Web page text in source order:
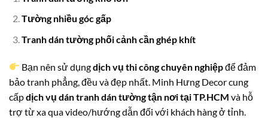
Tường nhiều góc gấp
Tranh dán tường phối cảnh cần ghép khít
Bạn nên sử dụngdịch vụ thi công chuyên nghiệpđể đảm
bảo tranh phẳng, đều và đẹp nhất. Minh Hưng Decor cung
cấpdịch vụ dán tranh dán tường tận nơi tại TP.HCM và hỗ
trợ từ xa qua video/hướng dẫn đối với khách hàng ở tỉnh.